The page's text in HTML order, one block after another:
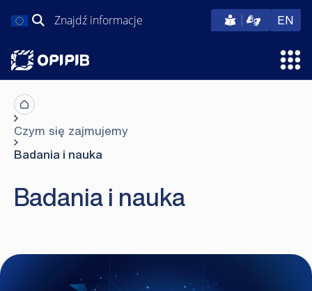
do
Szukaj: EN
Czym się zajmujemy
Badania i nauka
Badania i nauka